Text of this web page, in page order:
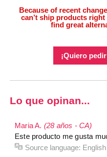
Because of recent
can’t ship products right
find great
¡Quiero
Lo que opinan...
Maria A. (28 años - CA)
Este producto me gusta
Source language: English